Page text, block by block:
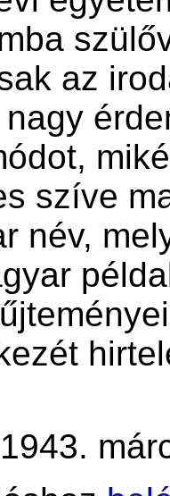
az
szíve
név,